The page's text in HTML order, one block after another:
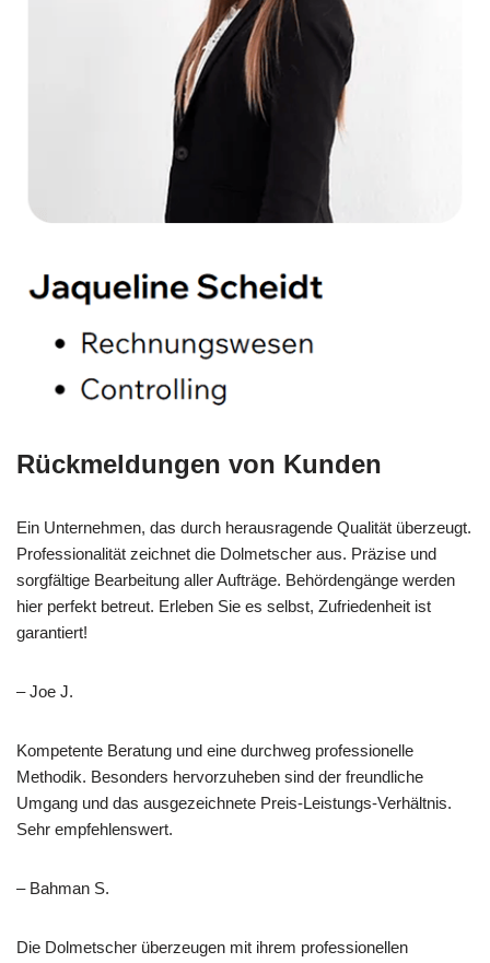
Rückmeldungen von Kunden
Ein Unternehmen, das durch herausragende Qualität überzeugt.
Professionalität zeichnet die Dolmetscher aus. Präzise und
sorgfältige Bearbeitung aller Aufträge. Behördengänge werden
hier perfekt betreut. Erleben Sie es selbst, Zufriedenheit ist
garantiert!
– Joe J.
Kompetente Beratung und eine durchweg professionelle
Methodik. Besonders hervorzuheben sind der freundliche
Umgang und das ausgezeichnete Preis-Leistungs-Verhältnis.
Sehr empfehlenswert.
– Bahman S.
Die Dolmetscher überzeugen mit ihrem professionellen